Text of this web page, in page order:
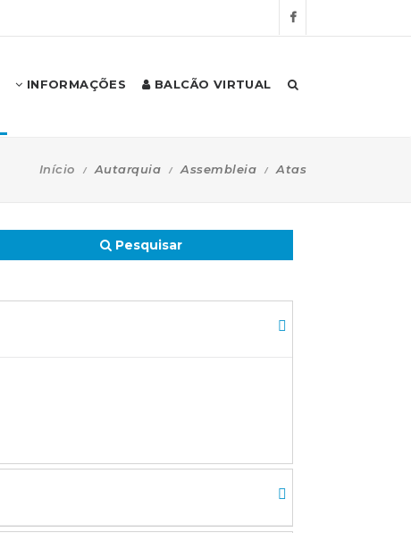
INFORMAÇÕES BALCÃO VIRTUAL
Início Autarquia Assembleia Atas
Pesquisar